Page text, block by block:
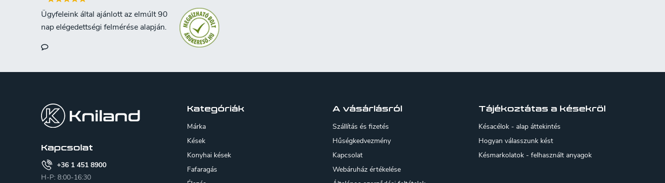
Kapcsolat
+36 1 451 8900
H-P: 8:00-16:30
Kategóriák
Márka
Kések
Konyhai kések
Fafaragás
A vásárlásról
Szállítás és fizetés
Hűségkedvezmény
Kapcsolat
Webáruház értékelése
Tájékoztátas a késekröl
Késacélok - alap áttekintés
Hogyan válasszunk kést
Késmarkolatok - felhasznált anyagok